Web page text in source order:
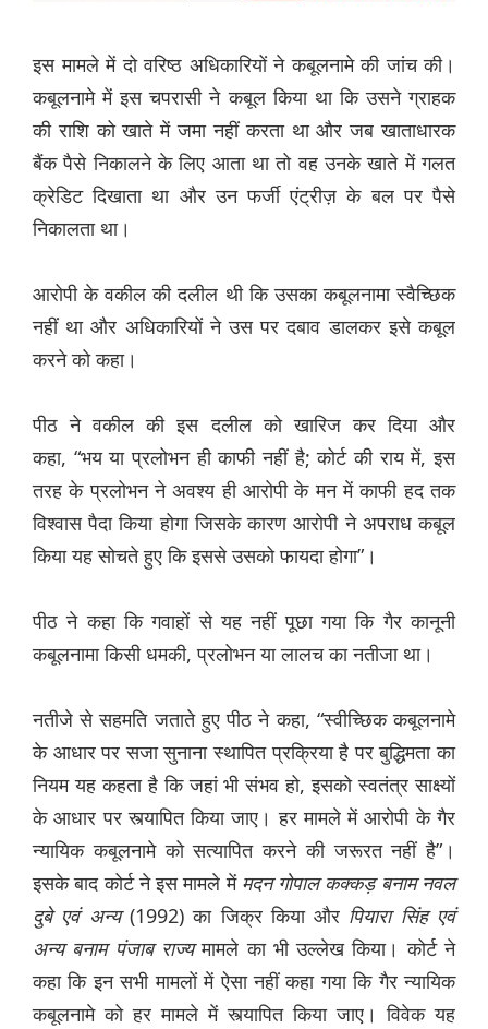
इस मामले में दो वरिष्ठ अधिकारियों ने कबूलनामे की जांच की।
कबूलनामे में इस चपरासी ने कबूल किया था कि उसने ग्राहक
की राशि को खाते में जमा नहीं करता था और जब खाताधारक
बैंक पैसे निकालने के लिए आता था तो वह उनके खाते में गलत
क्रेडिट दिखाता था और उन फर्जी एंट्रीज़ के बल पर पैसे
निकालता था।
आरोपी के वकील की दलील थी कि उसका कबूलनामा स्वैच्छिक
नहीं था और अधिकारियों ने उस पर दबाव डालकर इसे कबूल
करने को कहा।
पीठ ने वकील की इस दलील को खारिज कर दिया और
कहा, “भय या प्रलोभन ही काफी नहीं है; कोर्ट की राय में, इस
तरह के प्रलोभन ने अवश्य ही आरोपी के मन में काफी हद तक
विश्वास पैदा किया होगा जिसके कारण आरोपी ने अपराध कबूल
किया यह सोचते हुए कि इससे उसको फायदा होगा”।
पीठ ने कहा कि गवाहों से यह नहीं पूछा गया कि गैर कानूनी
कबूलनामा किसी धमकी, प्रलोभन या लालच का नतीजा था।
नतीजे से सहमति जताते हुए पीठ ने कहा, “स्वीच्छिक कबूलनामे
के आधार पर सजा सुनाना स्थापित प्रक्रिया है पर बुद्धिमता का
नियम यह कहता है कि जहां भी संभव हो, इसको स्वतंत्र साक्ष्यों
के आधार पर स्त्यापित किया जाए। हर मामले में आरोपी के गैर
न्यायिक कबूलनामे को सत्यापित करने की जरूरत नहीं है”।
इसके बाद कोर्ट ने इस मामले में मदन गोपाल कक्कड़ बनाम नवल
दुबे एवं अन्य(1992) का जिक्र किया और पियारा सिंह एवं
अन्य बनाम पंजाब राज्यमामले का भी उल्लेख किया। कोर्ट ने
कहा कि इन सभी मामलों में ऐसा नहीं कहा गया कि गैर न्यायिक
कबूलनामे को हर मामले में स्त्यापित किया जाए। विवेक यह